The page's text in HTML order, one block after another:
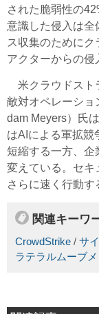
された脆弱性の
意識した侵入は全
ス収集のために
アクターからの侵
米クラウドスト
敵対オペレーショ
dam Meyers）氏
はAIによる軍拡競
短縮する一方、企
変えている。セキ
さらに速く行動す
関連キーワ
CrowdStrike / サ
ラテラルムーブメ